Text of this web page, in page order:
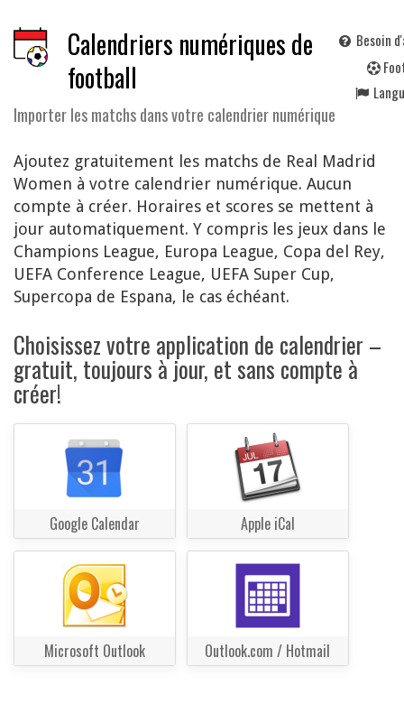
Calendriers numériques de
football
Importer les matchs dans votre calendrier numérique
Besoin
F
Ajoutez gratuitement les matchs de Real Madrid
Women à votre calendrier numérique. Aucun
compte à créer. Horaires et scores se mettent à
jour automatiquement. Y compris les jeux dans le
Champions League, Europa League, Copa del Rey,
UEFA Conference League, UEFA Super Cup,
Supercopa de Espana, le cas échéant.
Choisissez votre application de calendrier –
gratuit, toujours à jour, et sans compte à
créer!
Google Calendar Apple iCal
Microsoft Outlook Outlook.com / Hotmail